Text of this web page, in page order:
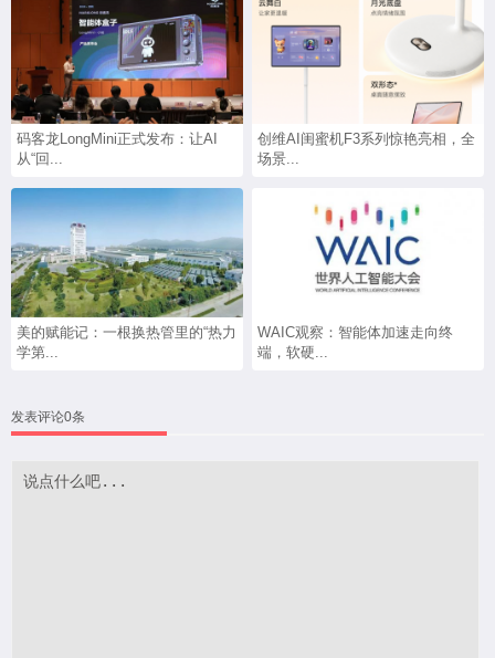
码客龙LongMini正式发布：让AI
从“回...
创维AI闺蜜机F3系列惊艳亮相，全
场景...
美的赋能记：一根换热管里的“热力
学第...
WAIC观察：智能体加速走向终
端，软硬...
发表评论0条